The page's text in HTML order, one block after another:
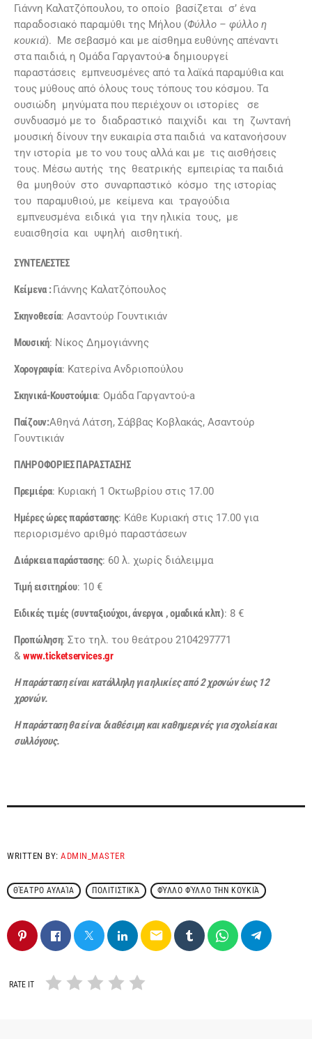
Γιάννη Καλατζόπουλου, το οποίο βασίζεται σ’ ένα
παραδοσιακό παραμύθι της Μήλου (Φύλλο – φύλλο η
κουκιά). Με σεβασμό και με αίσθημα ευθύνης απέναντι
στα παιδιά, η Ομάδα Γαργαντού-aδημιουργεί
παραστάσεις εμπνευσμένες από τα λαϊκά παραμύθια και
τους μύθους από όλους τους τόπους του κόσμου. Τα
ουσιώδη μηνύματα που περιέχουν οι ιστορίες σε
συνδυασμό με το διαδραστικό παιχνίδι και τη ζωντανή
μουσική δίνουν την ευκαιρία στα παιδιά να κατανοήσουν
την ιστορία με το νου τους αλλά και με τις αισθήσεις
τους. Μέσω αυτής της θεατρικής εμπειρίας τα παιδιά
θα μυηθούν στο συναρπαστικό κόσμο της ιστορίας
του παραμυθιού, με κείμενα και τραγούδια
εμπνευσμένα ειδικά για την ηλικία τους, με
ευαισθησία και υψηλή αισθητική.
ΣΥΝΤΕΛΕΣΤΕΣ
Κείμενα : Γιάννης Καλατζόπουλος
Σκηνοθεσία: Ασαντούρ Γουντικιάν
Μουσική: Νίκος Δημογιάννης
Χορογραφία: Κατερίνα Ανδριοπούλου
Σκηνικά-Κουστούμια: Ομάδα Γαργαντού-a
Παίζουν:Αθηνά Λάτση, Σάββας Κοβλακάς, Ασαντούρ
Γουντικιάν
ΠΛΗΡΟΦΟΡΙΕΣ ΠΑΡΑΣΤΑΣΗΣ
Πρεμιέρα: Κυριακή 1 Οκτωβρίου στις 17.00
Ημέρες ώρες παράστασης: Κάθε Κυριακή στις 17.00 για
περιορισμένο αριθμό παραστάσεων
Διάρκεια παράστασης: 60 λ. χωρίς διάλειμμα
Τιμή εισιτηρίου: 10 €
Ειδικές τιμές (συνταξιούχοι, άνεργοι , ομαδικά κλπ): 8 €
Προπώληση: Στο τηλ. του θεάτρου 2104297771
& www.ticketservices.gr
Η παράσταση είναι κατάλληλη για ηλικίες από 2 χρονών έως 12
χρονών.
Η παράσταση θα είναι διαθέσιμη και καθημερινές για σχολεία και
συλλόγους.
WRITTEN BY:ADMIN_MASTER
ΘΈΑΤΡΟ ΑΥΛΑΊΑ ΠΟΛΙΤΙΣΤΙΚΆ ΦΎΛΛΟ ΦΎΛΛΟ ΤΗΝ ΚΟΥΚΙΆ
email
RATE IT